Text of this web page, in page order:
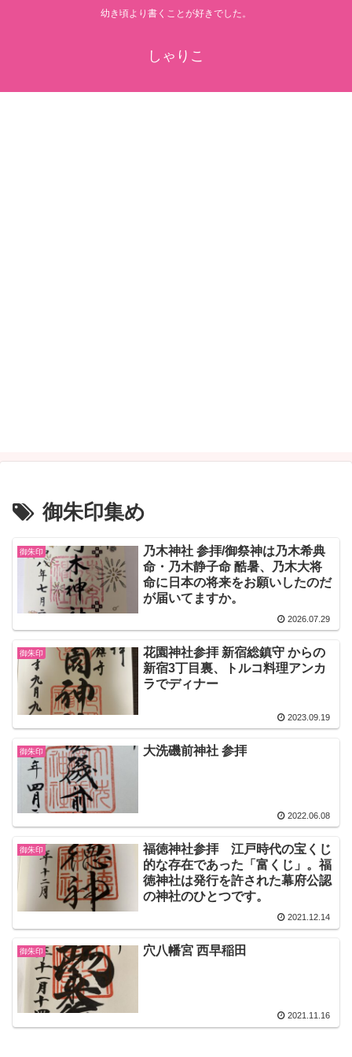
幼き頃より書くことが好きでした。
しゃりこ
御朱印集め
御朱印
乃木神社 参拝/御祭神は乃木希典
命・乃木静子命 酷暑、乃木大将
命に日本の将来をお願いしたのだ
が届いてますか。
2026.07.29
御朱印
花園神社参拝 新宿総鎮守 からの
新宿3丁目裏、トルコ料理アンカ
ラでディナー
2023.09.19
御朱印 大洗磯前神社 参拝
2022.06.08
御朱印
福徳神社参拝 江戸時代の宝くじ
的な存在であった「富くじ」。福
徳神社は発行を許された幕府公認
の神社のひとつです。
2021.12.14
御朱印 穴八幡宮 西早稲田
2021.11.16